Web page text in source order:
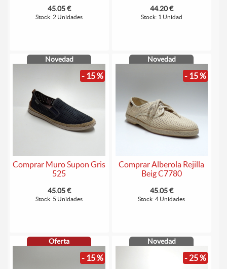
45.05 €
Stock: 2 Unidades
44.20 €
Stock: 1 Unidad
Novedad
- 15 %
Comprar Muro Supon Gris
525
45.05 €
Stock: 5 Unidades
Novedad
- 15 %
Comprar Alberola Rejilla
Beig C7780
45.05 €
Stock: 4 Unidades
Oferta
- 15 %
Novedad
- 25 %